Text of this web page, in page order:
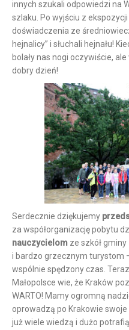
innych szukali odpowiedzi na
szlaku. Po wyjściu z
doświadczenia ze
hejnalicy” i słuchali hejnału!
bolały nas nogi oczywiście,
dobry dzień!
Serdecznie dziękujemy
za współorganizację pobytu
nauczycielom ze szkół
i bardzo grzecznym turystom
wspólnie spędzony czas.
Małopolsce wie, że Kraków
WARTO! Mamy ogromną
oprowadzą po Krakowie
już wiele wiedzą i dużo